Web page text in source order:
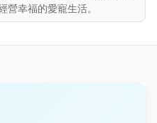
營幸福的愛寵生活。